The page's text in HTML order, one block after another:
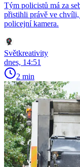
Tým policistů má za
přistihli právě ve
policejní kamera.
Světkreativity
dnes, 14:51
2 min